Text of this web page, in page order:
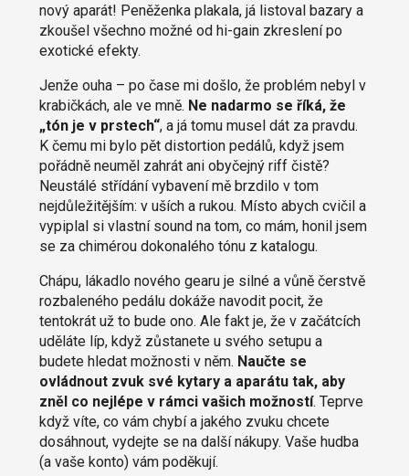
nový aparát! Peněženka plakala, já listoval bazary a
zkoušel všechno možné od hi-gain zkreslení po
exotické efekty.
Jenže ouha – po čase mi došlo, že problém nebyl v
krabičkách, ale ve mně. Ne nadarmo se říká, že
„tón je v prstech“, a já tomu musel dát za pravdu.
K čemu mi bylo pět distortion pedálů, když jsem
pořádně neuměl zahrát ani obyčejný riff čistě?
Neustálé střídání vybavení mě brzdilo v tom
nejdůležitějším: v uších a rukou. Místo abych cvičil a
vypiplal si vlastní sound na tom, co mám, honil jsem
se za chimérou dokonalého tónu z katalogu.
Chápu, lákadlo nového gearu je silné a vůně čerstvě
rozbaleného pedálu dokáže navodit pocit, že
tentokrát už to bude ono. Ale fakt je, že v začátcích
uděláte líp, když zůstanete u svého setupu a
budete hledat možnosti v něm. Naučte se
ovládnout zvuk své kytary a aparátu tak, aby
zněl co nejlépe v rámci vašich možností. Teprve
když víte, co vám chybí a jakého zvuku chcete
dosáhnout, vydejte se na další nákupy. Vaše hudba
(a vaše konto) vám poděkují.